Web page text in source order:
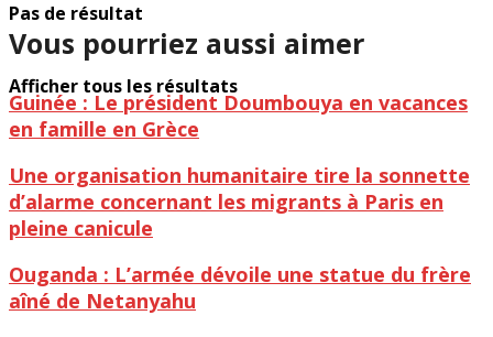
Pas de résultat
Afficher tous les résultats
Vous pourriez aussi aimer
Guinée : Le président Doumbouya en vacances
en famille en Grèce
Une organisation humanitaire tire la sonnette
d’alarme concernant les migrants à Paris en
pleine canicule
Ouganda : L’armée dévoile une statue du frère
aîné de Netanyahu